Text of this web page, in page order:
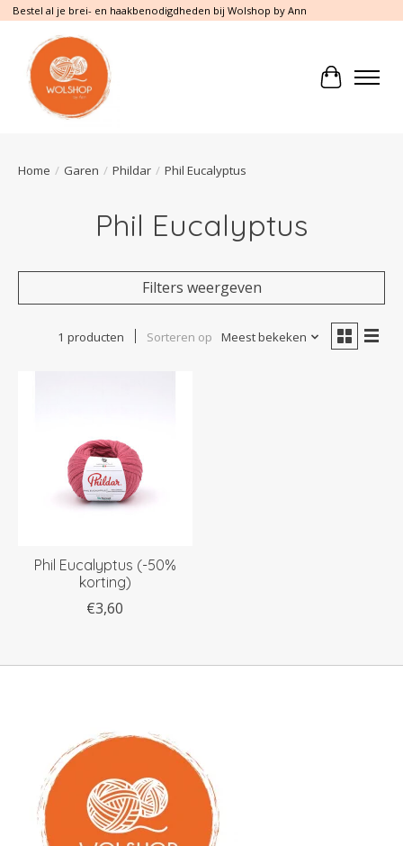
Bestel al je brei- en haakbenodigdheden bij Wolshop by Ann
Home / Garen / Phildar / Phil Eucalyptus
Phil Eucalyptus
Filters weergeven
1 producten Sorteren op Meest bekeken
Phil Eucalyptus (-50%
korting)
€3,60